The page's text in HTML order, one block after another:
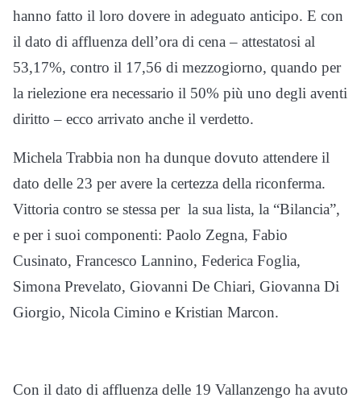
hanno fatto il loro dovere in adeguato anticipo. E con
il dato di affluenza dell’ora di cena – attestatosi al
53,17%, contro il 17,56 di mezzogiorno, quando per
la rielezione era necessario il 50% più uno degli aventi
diritto – ecco arrivato anche il verdetto.
Michela Trabbia non ha dunque dovuto attendere il
dato delle 23 per avere la certezza della riconferma.
Vittoria contro se stessa per la sua lista, la “Bilancia”,
e per i suoi componenti: Paolo Zegna, Fabio
Cusinato, Francesco Lannino, Federica Foglia,
Simona Prevelato, Giovanni De Chiari, Giovanna Di
Giorgio, Nicola Cimino e Kristian Marcon.
Con il dato di affluenza delle 19 Vallanzengo ha avuto